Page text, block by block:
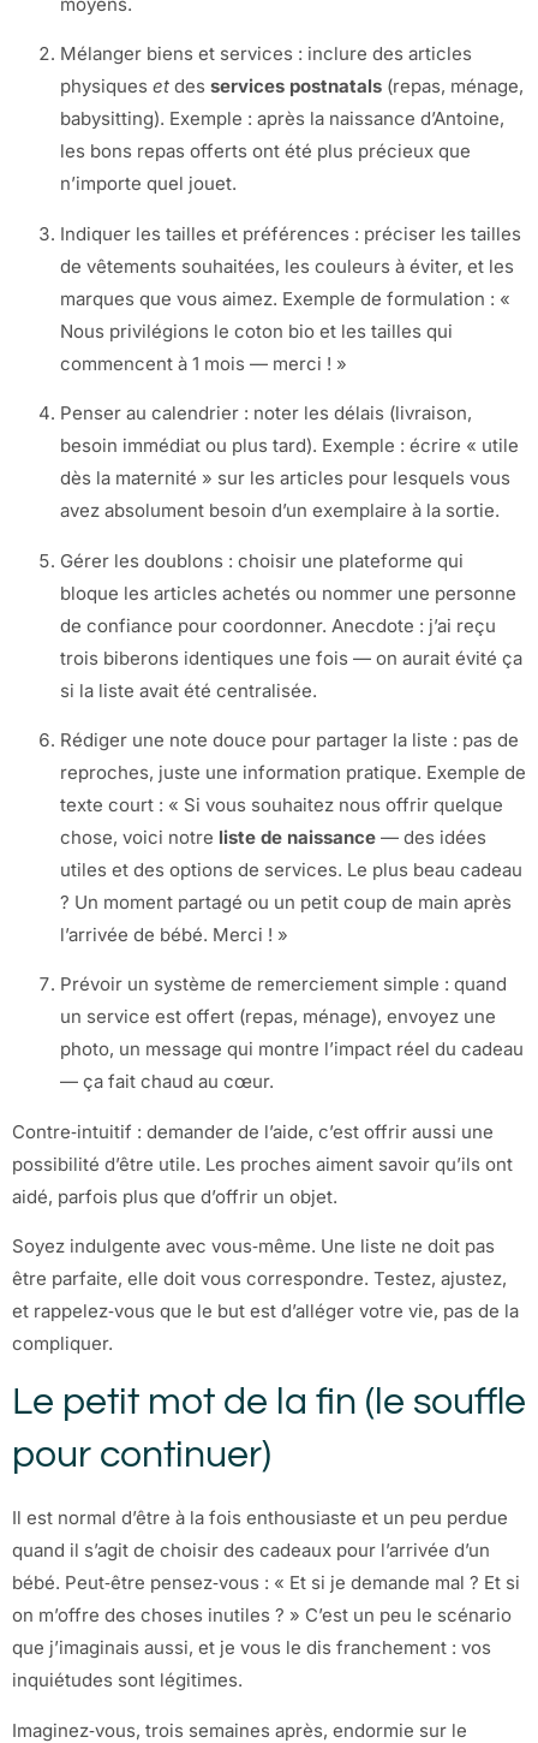
Mélanger biens et services : inclure des articles
physiques et des services postnatals (repas, ménage,
babysitting). Exemple : après la naissance d’Antoine,
les bons repas offerts ont été plus précieux que
n’importe quel jouet.
Indiquer les tailles et préférences : préciser les tailles
de vêtements souhaitées, les couleurs à éviter, et les
marques que vous aimez. Exemple de formulation : «
Nous privilégions le coton bio et les tailles qui
commencent à 1 mois — merci ! »
Penser au calendrier : noter les délais (livraison,
besoin immédiat ou plus tard). Exemple : écrire « utile
dès la maternité » sur les articles pour lesquels vous
avez absolument besoin d’un exemplaire à la sortie.
Gérer les doublons : choisir une plateforme qui
bloque les articles achetés ou nommer une personne
de confiance pour coordonner. Anecdote : j’ai reçu
trois biberons identiques une fois — on aurait évité ça
si la liste avait été centralisée.
Rédiger une note douce pour partager la liste : pas de
reproches, juste une information pratique. Exemple de
texte court : « Si vous souhaitez nous offrir quelque
chose, voici notre liste de naissance — des idées
utiles et des options de services. Le plus beau cadeau
? Un moment partagé ou un petit coup de main après
l’arrivée de bébé. Merci ! »
Prévoir un système de remerciement simple : quand
un service est offert (repas, ménage), envoyez une
photo, un message qui montre l’impact réel du cadeau
— ça fait chaud au cœur.
Contre‑intuitif : demander de l’aide, c’est offrir aussi une
possibilité d’être utile. Les proches aiment savoir qu’ils ont
aidé, parfois plus que d’offrir un objet.
Soyez indulgente avec vous‑même. Une liste ne doit pas
être parfaite, elle doit vous correspondre. Testez, ajustez,
et rappelez‑vous que le but est d’alléger votre vie, pas de la
compliquer.
Le petit mot de la fin (le souffle
pour continuer)
Il est normal d’être à la fois enthousiaste et un peu perdue
quand il s’agit de choisir des cadeaux pour l’arrivée d’un
bébé. Peut‑être pensez‑vous : « Et si je demande mal ? Et si
on m’offre des choses inutiles ? » C’est un peu le scénario
que j’imaginais aussi, et je vous le dis franchement : vos
inquiétudes sont légitimes.
Imaginez‑vous, trois semaines après, endormie sur le